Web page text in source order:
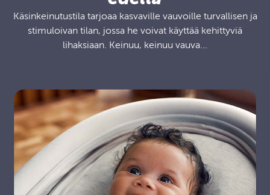
Käsinkeinutustila tarjoaa kasvaville vauvoille turvallisen ja
stimuloivan tilan, jossa he voivat käyttää kehittyviä
lihaksiaan. Keinuu, keinuu vauva...